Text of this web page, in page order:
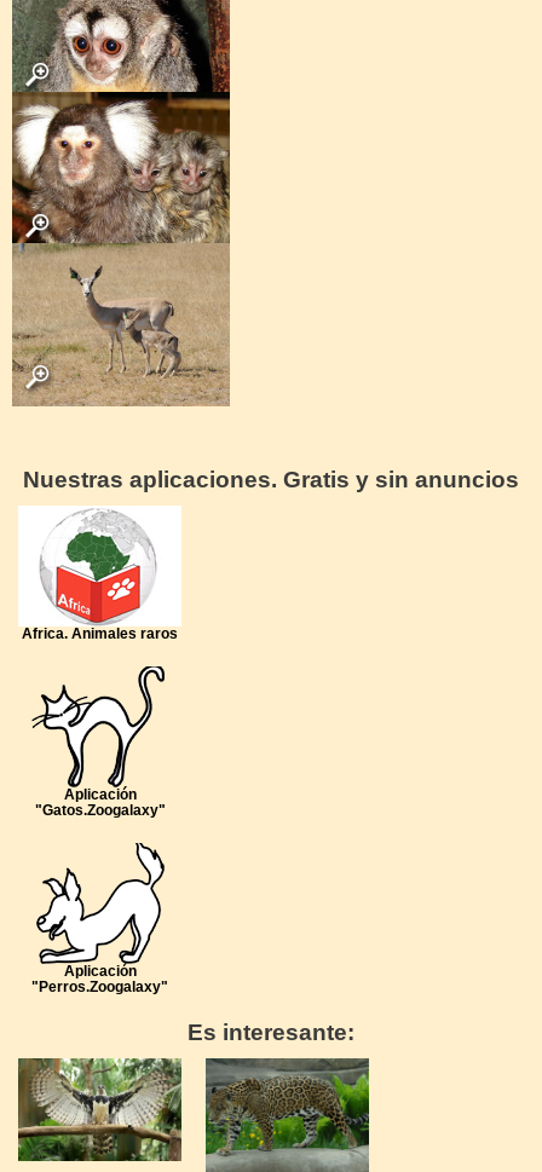
Nuestras aplicaciones. Gratis y sin anuncios
Africa. Animales raros
Aplicación
"Gatos.Zoogalaxy"
Aplicación
"Perros.Zoogalaxy"
Es interesante: